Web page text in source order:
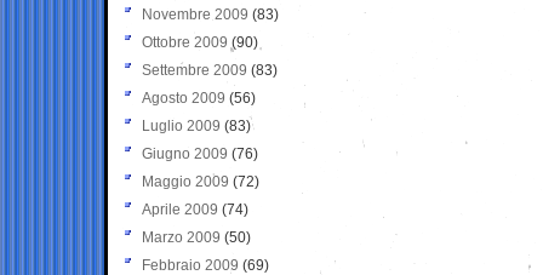
Novembre 2009 (83)
Ottobre 2009 (90)
Settembre 2009 (83)
Agosto 2009 (56)
Luglio 2009 (83)
Giugno 2009 (76)
Maggio 2009 (72)
Aprile 2009 (74)
Marzo 2009 (50)
Febbraio 2009 (69)